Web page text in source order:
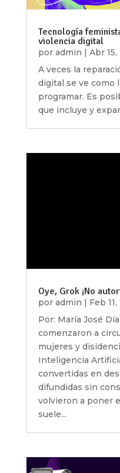
Tecnología
violencia digital
por admin | Abr
A veces la
digital se ve como
programar. Es
que incluye y
Oye, Grok ¡No
por admin | Feb
Por: María José
comenzaron a
mujeres y
Inteligencia
convertidas en
difundidas sin
volvieron a poner
suele...